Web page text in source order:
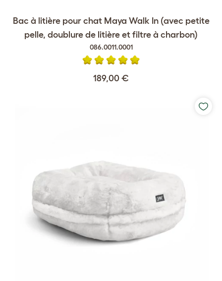
Bac à litière pour chat Maya Walk In (avec petite
pelle, doublure de litière et filtre à charbon)
086.0011.0001
189,00 €